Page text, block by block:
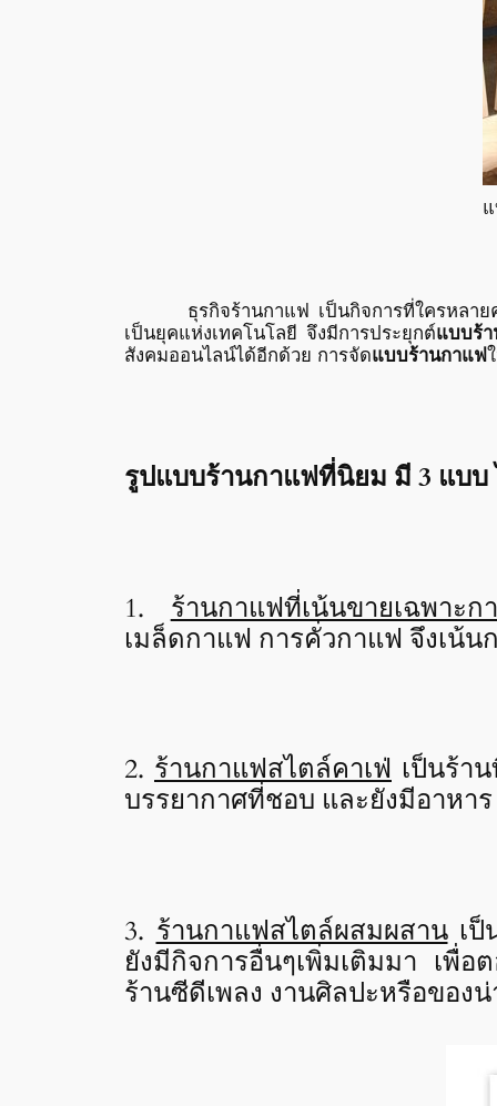
ธุรกิจร้านกาแฟ เป็นกิจการที่ใครหลายคน
เป็นยุคแห่งเทคโนโลยี จึงมีการประยุกต์แบบร้
สังคมออนไลน์ได้อีกด้วย การจัดแบบร้านกาแฟ
รูปแบบร้านกาแฟที่นิยม มี 3 แบบ
1. ร้านกาแฟที่เน้นขายเฉพาะก
เมล็ดกาแฟ การคั่วกาแฟ จึงเน้
2. ร้านกาแฟสไตล์คาเฟ่ เป็นร้า
บรรยากาศที่ชอบ และยังมีอาหา
3. ร้านกาแฟสไตล์ผสมผสานเป็
ยังมีกิจการอื่นๆเพิ่มเติมมา เพื่
ร้านซีดีเพลง งานศิลปะหรือของ